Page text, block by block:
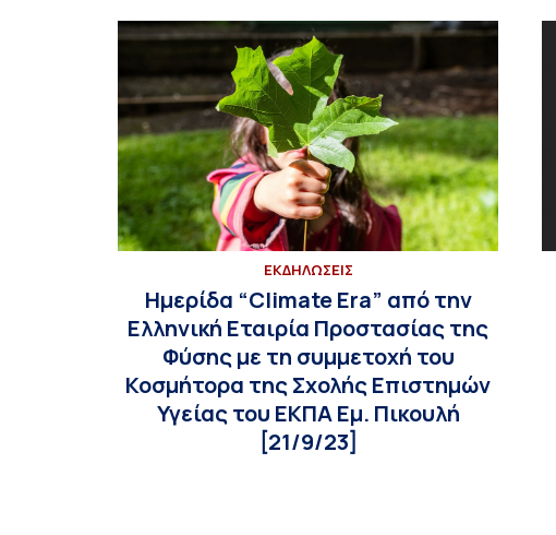
ΕΚΔΗΛΩΣΕΙΣ
Ημερίδα “Climate Era” από την
Ελληνική Εταιρία Προστασίας της
Φύσης με τη συμμετοχή του
Κοσμήτορα της Σχολής Επιστημών
Υγείας του ΕΚΠΑ Εμ. Πικουλή
[21/9/23]